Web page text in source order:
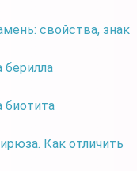
свойства, знак
берилла
биотита
Как отличить